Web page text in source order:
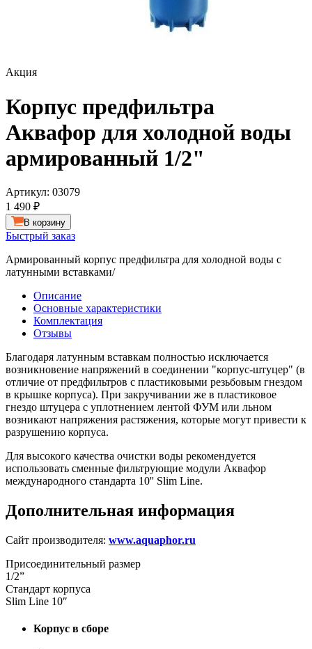
Акция
Корпус предфильтра
Аквафор для холодной воды
армированный 1/2"
Артикул: 03079
1 490 ₽
В корзину
Быстрый заказ
Армированный корпус предфильтра для холодной воды с
латунными вставками/
Описание
Основные характеристики
Комплектация
Отзывы
Благодаря латунным вставкам полностью исключается
возникновение напряжений в соединении "корпус-штуцер" (в
отличие от предфильтров с пластиковыми резьбовым гнездом
в крышке корпуса). При закручивании же в пластиковое
гнездо штуцера с уплотнением лентой ФУМ или льном
возникают напряжения растяжения, которые могут привести к
разрушению корпуса.
Для высокого качества очистки воды рекомендуется
использовать сменные фильтрующие модули Аквафор
международного стандарта 10'' Slim Line.
Дополнительная информация
Сайт производителя: www.aquaphor.ru
Присоединительный размер
1/2”
Стандарт корпуса
Slim Line 10″
Корпус в сборе